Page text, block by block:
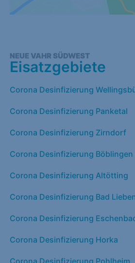
NEUE VAHR SÜDWEST
Eisatzgebiete
Corona Desinfizierung
Corona Desinfizierung Panketal
Corona Desinfizierung Zirndorf
Corona Desinfizierung Böblingen
Corona Desinfizierung Altötting
Corona Desinfizierung Bad
Corona Desinfizierung
Corona Desinfizierung Horka
Corona Desinfizierung Pohlheim